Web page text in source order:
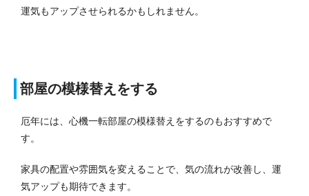
運気もアップさせられるかもしれません。
部屋の模様替えをする
厄年には、心機一転部屋の模様替えをするのもおすすめで
す。
家具の配置や雰囲気を変えることで、気の流れが改善し、運
気アップも期待できます。